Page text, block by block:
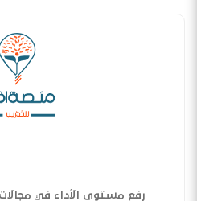
رفع مستوى الأداء في